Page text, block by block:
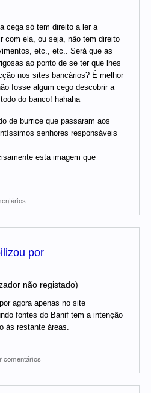
cega só tem direito a ler a
com ela, ou seja, não tem direito
etc., etc.. Será que as
ao ponto de se ter que lhes
nos sites bancários? É melhor
fosse algum cego descobrir a
do banco! hahaha
de burrice que passaram aos
senhores responsáveis
esta imagem que
por
não registado)
agora apenas no site
fontes do Banif tem a intenção
às restante áreas.
comentários